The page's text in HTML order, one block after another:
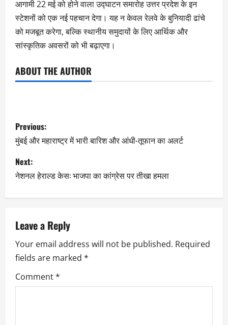
आगामी 22 मई को होने वाला उद्घाटन समारोह उत्तर प्रदेश के इन
स्टेशनों को एक नई पहचान देगा। यह न केवल रेलवे के बुनियादी ढांचे
को मजबूत करेगा, बल्कि स्थानीय समुदायों के लिए आर्थिक और
सांस्कृतिक अवसरों को भी बढ़ाएगा।
ABOUT THE AUTHOR
Previous:
मुंबई और महाराष्ट्र में भारी बारिश और आंधी-तूफान का अलर्ट
Next:
नेशनल हेराल्ड केस: भाजपा का कांग्रेस पर तीखा हमला
Leave a Reply
Your email address will not be published. Required
fields are marked *
Comment*